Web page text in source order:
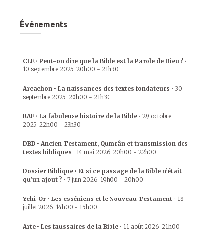
Événements
CLE • Peut-on dire que la Bible est la Parole de Dieu ? •
10 septembre 2025 20h00 - 21h30
Arcachon • La naissances des textes fondateurs • 30
septembre 2025 20h00 - 21h30
RAF • La fabuleuse histoire de la Bible • 29 octobre
2025 22h00 - 23h30
DBD • Ancien Testament, Qumrân et transmission des
textes bibliques • 14 mai 2026 20h00 - 22h00
Dossier Biblique • Et si ce passage de la Bible n’était
qu’un ajout ? • 7 juin 2026 19h00 - 20h00
Yehi-Or • Les esséniens et le Nouveau Testament • 18
juillet 2026 14h00 - 15h00
Arte • Les faussaires de la Bible • 11 août 2026 21h00 -